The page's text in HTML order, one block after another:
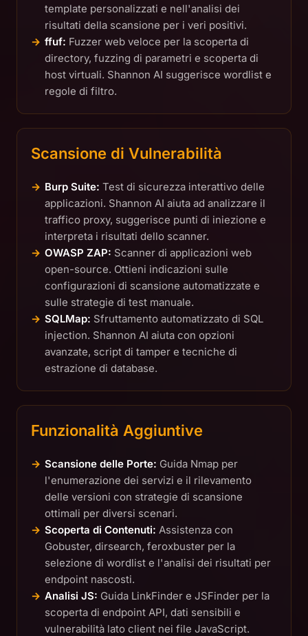
template personalizzati e nell'analisi dei
risultati della scansione per i veri positivi.
ffuf: Fuzzer web veloce per la scoperta di
directory, fuzzing di parametri e scoperta di
host virtuali. Shannon AI suggerisce wordlist e
regole di filtro.
Scansione di Vulnerabilità
Burp Suite: Test di sicurezza interattivo delle
applicazioni. Shannon AI aiuta ad analizzare il
traffico proxy, suggerisce punti di iniezione e
interpreta i risultati dello scanner.
OWASP ZAP: Scanner di applicazioni web
open-source. Ottieni indicazioni sulle
configurazioni di scansione automatizzate e
sulle strategie di test manuale.
SQLMap: Sfruttamento automatizzato di SQL
injection. Shannon AI aiuta con opzioni
avanzate, script di tamper e tecniche di
estrazione di database.
Funzionalità Aggiuntive
Scansione delle Porte: Guida Nmap per
l'enumerazione dei servizi e il rilevamento
delle versioni con strategie di scansione
ottimali per diversi scenari.
Scoperta di Contenuti: Assistenza con
Gobuster, dirsearch, feroxbuster per la
selezione di wordlist e l'analisi dei risultati per
endpoint nascosti.
Analisi JS: Guida LinkFinder e JSFinder per la
scoperta di endpoint API, dati sensibili e
vulnerabilità lato client nei file JavaScript.